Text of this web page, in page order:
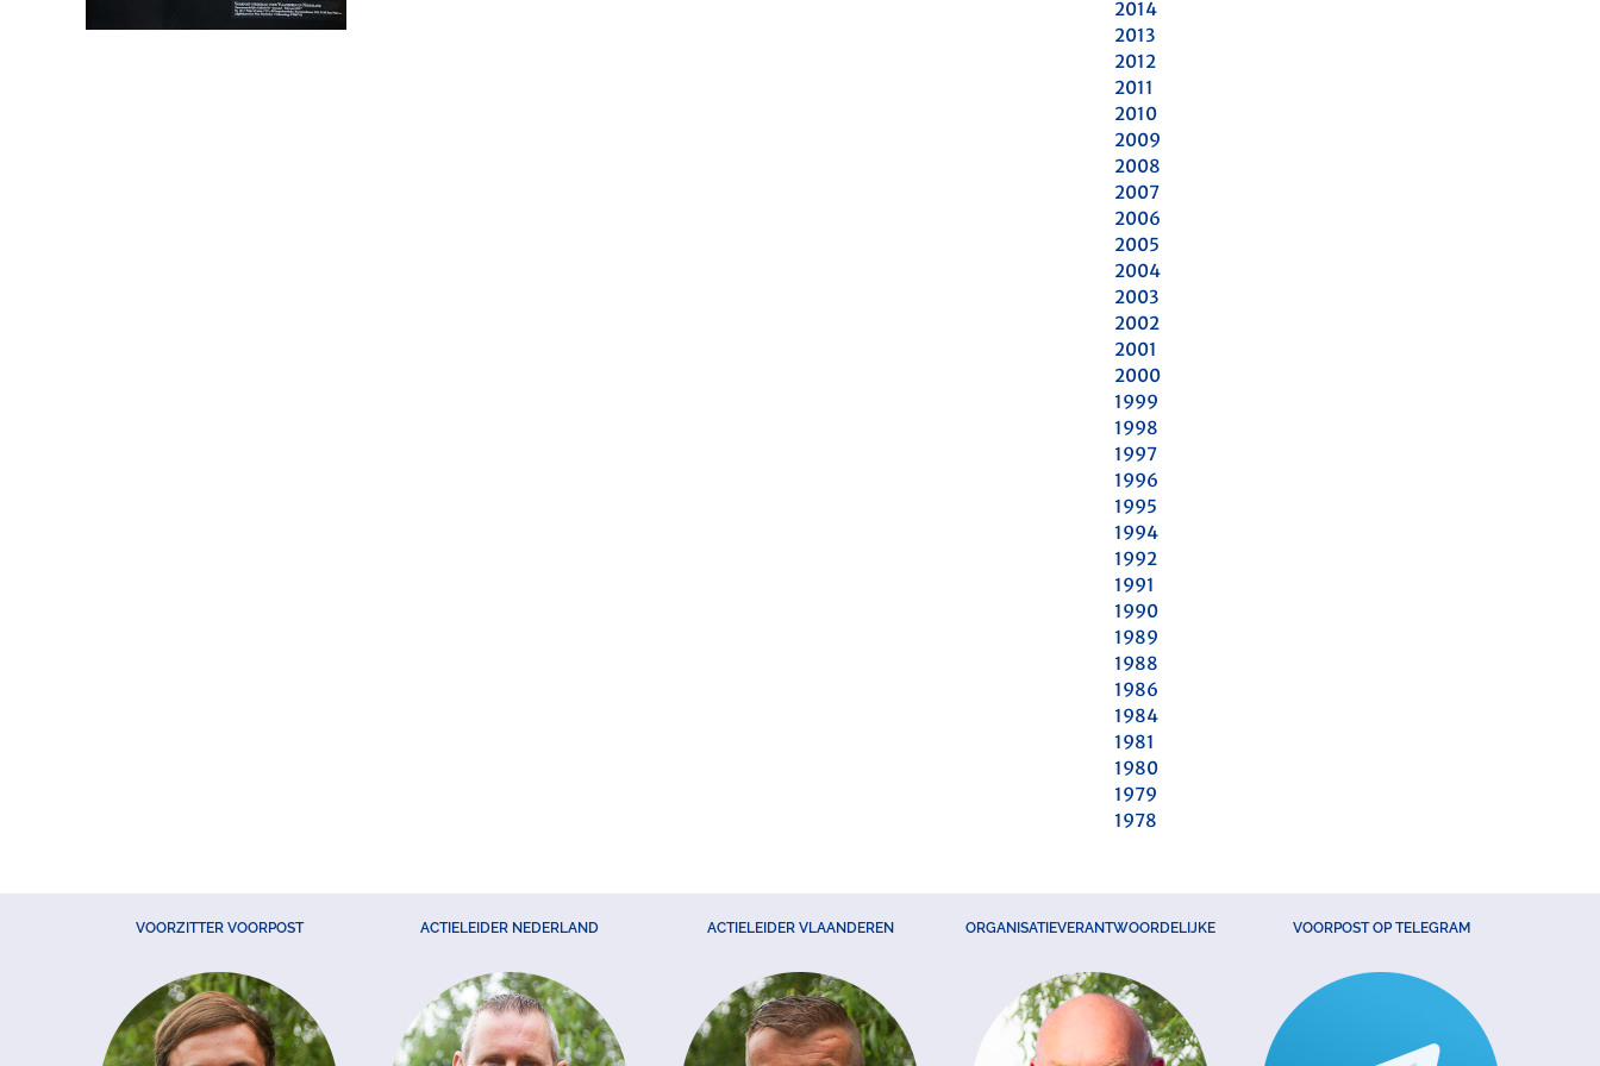
2014
2013
2012
2011
2010
2009
2008
2007
2006
2005
2004
2003
2002
2001
2000
1999
1998
1997
1996
1995
1994
1992
1991
1990
1989
1988
1986
1984
1981
1980
1979
1978
VOORZITTER VOORPOST ACTIELEIDER NEDERLAND ACTIELEIDER VLAANDEREN ORGANISATIEVERANTWOORDELIJKE VOORPOST OP TELEGRAM